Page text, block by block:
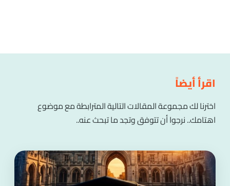
اقرأ أيضاً
اخترنا لك مجموعة المقالات التالية المترابطة مع موضوع
اهتامك.. نرجوا أن تتوفق وتجد ما تبحث عنه..